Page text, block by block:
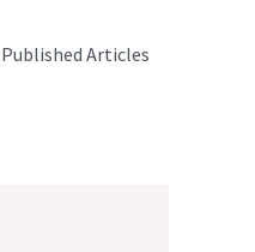
Published Articles